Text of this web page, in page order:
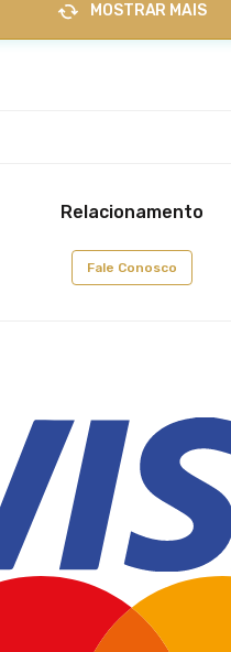
MOSTRAR MAIS
Relacionamento
Fale Conosco